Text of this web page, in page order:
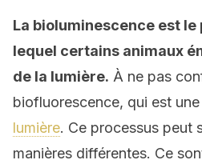
La bioluminescence est le
lequel certains animaux
de la lumière. À ne pas
biofluorescence, qui est
lumière. Ce processus peut
manières différentes. Ce